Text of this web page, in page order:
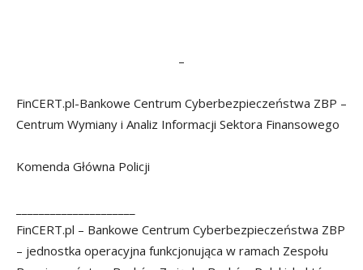
–
FinCERT.pl-Bankowe Centrum Cyberbezpieczeństwa ZBP –
Centrum Wymiany i Analiz Informacji Sektora Finansowego
Komenda Główna Policji
FinCERT.pl – Bankowe Centrum Cyberbezpieczeństwa ZBP
– jednostka operacyjna funkcjonująca w ramach Zespołu